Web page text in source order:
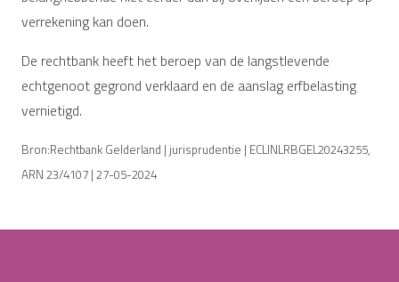
verrekening kan doen.
De rechtbank heeft het beroep van de langstlevende
echtgenoot gegrond verklaard en de aanslag erfbelasting
vernietigd.
Bron:Rechtbank Gelderland | jurisprudentie | ECLINLRBGEL20243255,
ARN 23/4107 | 27-05-2024